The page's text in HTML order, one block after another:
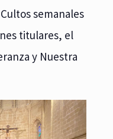
semanales
titulares, el
y Nuestra